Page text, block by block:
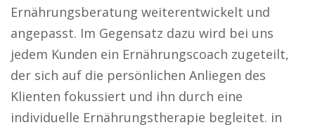
Ernährungsberatung weiterentwickelt und
angepasst. Im Gegensatz dazu wird bei uns
jedem Kunden ein Ernährungscoach zugeteilt,
der sich auf die persönlichen Anliegen des
Klienten fokussiert und ihn durch eine
individuelle Ernährungstherapie begleitet. in